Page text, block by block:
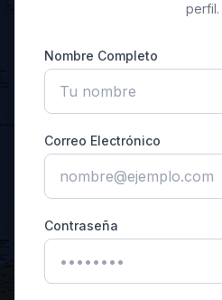
perfil.
Nombre Completo
Correo Electrónico
Contraseña